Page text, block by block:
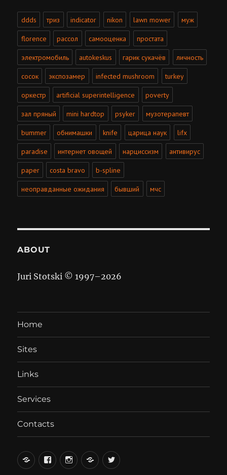
ddds триз indicator nikon lawn mower муж
florence рассол самооценка простата
электромобиль autokeskus гарик сукачёв личность
сосок экспозамер infected mushroom turkey
оркестр artificial superintelligence poverty
зал пряный mini hardtop psyker музотерапевт
bummer обнимашки knife царица наук lifx
paradise интернет овощей нарциссизм антивирус
paper costa bravo b-spline
неоправданные ожидания бывший мчс
ABOUT
Juri Stotski © 1997–2026
Home
Sites
Links
Services
Contacts
вКонтакте
FacebookInstagramLiveJournal
Twitter